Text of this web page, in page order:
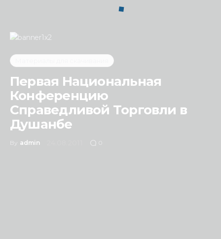
Первая Национальная
Конференцию
Справедливой Торговли в
Душанбе
By admin 0